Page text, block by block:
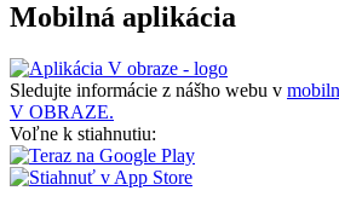
Mobilná aplikácia
Sledujte informácie z nášho webu v
V OBRAZE.
Voľne k stiahnutiu: